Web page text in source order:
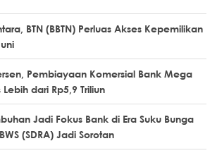
BTN (BBTN) Perluas Akses Kepemilikan
Pembiayaan Komersial Bank Mega
dari Rp5,9 Triliun
Jadi Fokus Bank di Era Suku Bunga
(SDRA) Jadi Sorotan